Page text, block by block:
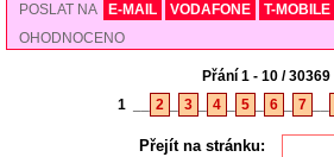
POSLAT NA E-MAIL VODAFONE T-MOBILE
OHODNOCENO
Přání 1 - 10 / 30369
1
2 3 4 5 6 7
Přejít na stránku: